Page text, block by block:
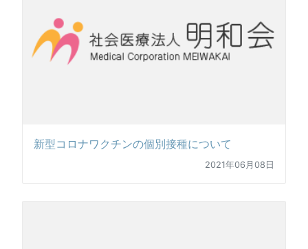
新型コロナワクチンの個別接種について
2021年06月08日